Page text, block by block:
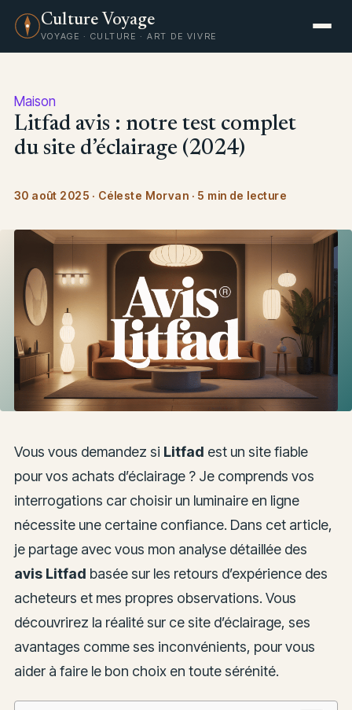
Culture Voyage
VOYAGE · CULTURE · ART DE VIVRE
Maison
Litfad avis : notre test complet
du site d’éclairage (2024)
30 août 2025 · Céleste Morvan · 5 min de lecture
Vous vous demandez si Litfad est un site fiable
pour vos achats d’éclairage ? Je comprends vos
interrogations car choisir un luminaire en ligne
nécessite une certaine confiance. Dans cet article,
je partage avec vous mon analyse détaillée des
avis Litfad basée sur les retours d’expérience des
acheteurs et mes propres observations. Vous
découvrirez la réalité sur ce site d’éclairage, ses
avantages comme ses inconvénients, pour vous
aider à faire le bon choix en toute sérénité.